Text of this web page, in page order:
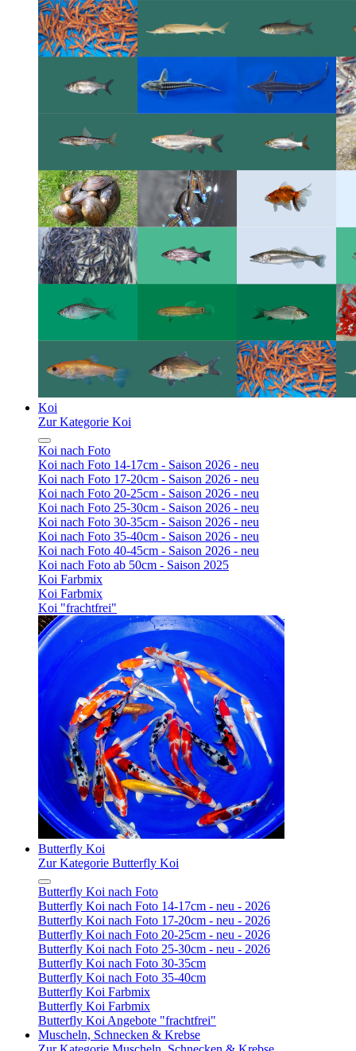
Koi
Zur Kategorie Koi
Koi nach Foto
Koi nach Foto 14-17cm - Saison 2026 - neu
Koi nach Foto 17-20cm - Saison 2026 - neu
Koi nach Foto 20-25cm - Saison 2026 - neu
Koi nach Foto 25-30cm - Saison 2026 - neu
Koi nach Foto 30-35cm - Saison 2026 - neu
Koi nach Foto 35-40cm - Saison 2026 - neu
Koi nach Foto 40-45cm - Saison 2026 - neu
Koi nach Foto ab 50cm - Saison 2025
Koi Farbmix
Koi Farbmix
Koi "frachtfrei"
Butterfly Koi
Zur Kategorie Butterfly Koi
Butterfly Koi nach Foto
Butterfly Koi nach Foto 14-17cm - neu - 2026
Butterfly Koi nach Foto 17-20cm - neu - 2026
Butterfly Koi nach Foto 20-25cm - neu - 2026
Butterfly Koi nach Foto 25-30cm - neu - 2026
Butterfly Koi nach Foto 30-35cm
Butterfly Koi nach Foto 35-40cm
Butterfly Koi Farbmix
Butterfly Koi Farbmix
Butterfly Koi Angebote "frachtfrei"
Muscheln, Schnecken & Krebse